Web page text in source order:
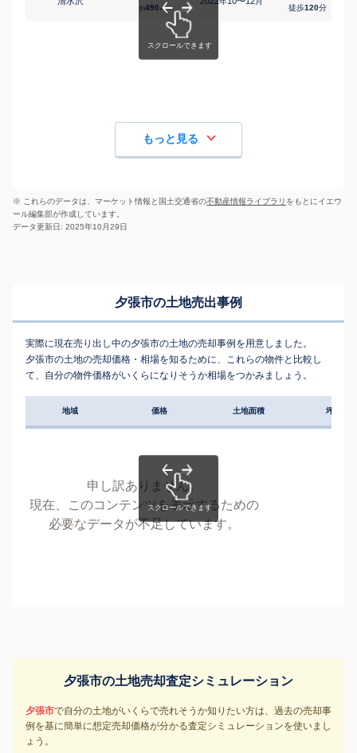
約490 ㎡
徒歩120分
もっと見る
※ これらのデータは、マーケット情報と国土交通省の不動産情報ライブラリ をもとにイエウ
ール編集部が作成しています。
データ更新日: 2025年10月29日
夕張市の土地売出事例
実際に現在売り出し中の夕張市の土地の売却事例を用意しました。
夕張市の土地の売却価格・相場を知るために、これらの物件と比較し
て、自分の物件価格がいくらになりそうか相場をつかみましょう。
地域 価格 土地面積 坪単価
申し訳ありません。
現在、このコンテンツを表示するための
必要なデータが不足しています。
夕張市の土地売却査定シミュレーション
夕張市で自分の土地がいくらで売れそうか知りたい方は、過去の売却事
例を基に簡単に想定売却価格が分かる査定シミュレーションを使いまし
ょう。